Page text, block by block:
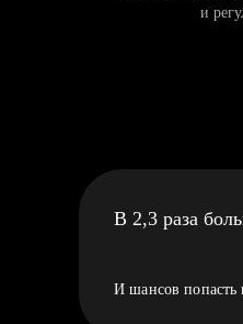
и
В 2,3 раза
И шансов